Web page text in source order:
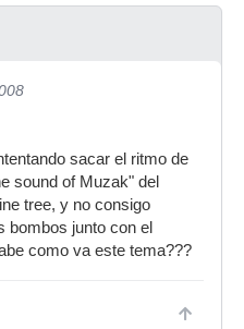
sacar el ritmo de
sound of Muzak" del
tree, y no consigo
bombos junto con el
como va este tema???